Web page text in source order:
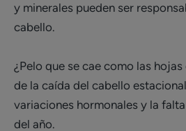
y minerales pueden ser
cabello.
¿Pelo que se cae como las
de la caída del cabello
variaciones hormonales y la
del año.